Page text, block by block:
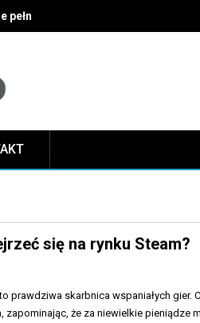
funkcje w oknach?
się na rynku Steam?
prawdziwa skarbnica wspaniałych gier.
zapominając, że za niewielkie pieniądze